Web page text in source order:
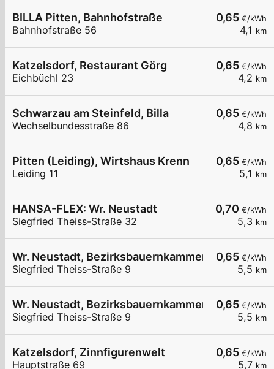
0,65 €/kWh
4,1 km
BILLA Pitten, Bahnhofstraße
Bahnhofstraße 56
0,65 €/kWh
4,2 km
Katzelsdorf, Restaurant Görg
Eichbüchl 23
0,65 €/kWh
4,8 km
Schwarzau am Steinfeld, Billa
Wechselbundesstraße 86
0,65 €/kWh
5,1 km
Pitten (Leiding), Wirtshaus Krenn
Leiding 11
0,70 €/kWh
5,3 km
HANSA-FLEX: Wr. Neustadt
Siegfried Theiss-Straße 32
0,65 €/kWh
5,5 km
Wr. Neustadt, Bezirksbauernkammer
Siegfried Theiss-Straße 9
0,65 €/kWh
5,5 km
Wr. Neustadt, Bezirksbauernkammer
Siegfried Theiss-Straße 9
0,65 €/kWh
5,7 km
Katzelsdorf, Zinnfigurenwelt
Hauptstraße 69